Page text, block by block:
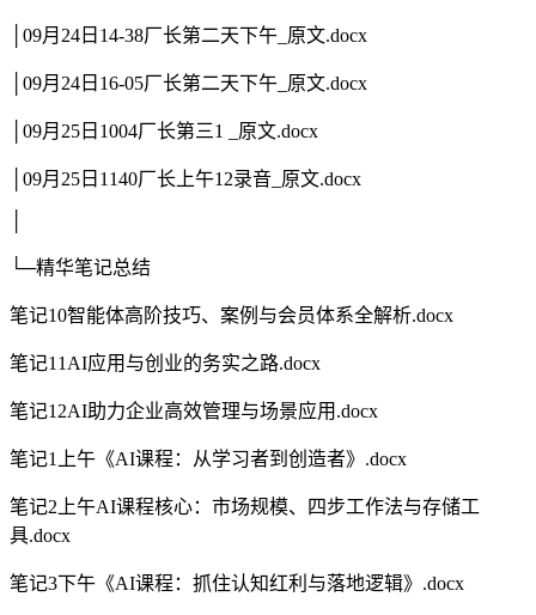
│09月24日14-38厂长第二天下午_原文.docx
│09月24日16-05厂长第二天下午_原文.docx
│09月25日1004厂长第三1 _原文.docx
│09月25日1140厂长上午12录音_原文.docx
└─精华笔记总结
笔记10智能体高阶技巧、案例与会员体系全解析.docx
笔记11AI应用与创业的务实之路.docx
笔记12AI助力企业高效管理与场景应用.docx
笔记1上午《AI课程：从学习者到创造者》.docx
笔记2上午AI课程核心：市场规模、四步工作法与存储工
具.docx
笔记3下午《AI课程：抓住认知红利与落地逻辑》.docx